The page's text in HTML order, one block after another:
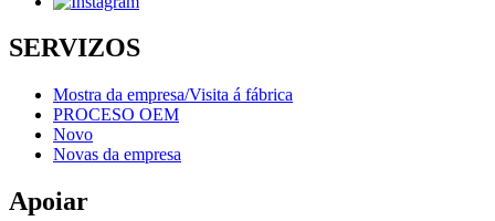
SERVIZOS
Mostra da empresa/Visita á fábrica
PROCESO OEM
Novo
Novas da empresa
Apoiar